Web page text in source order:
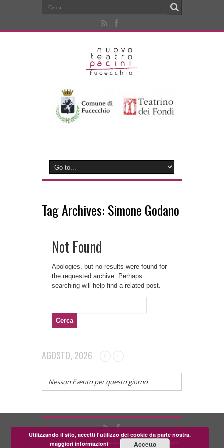
Tag Archives: Simone Godano
Not Found
Apologies, but no results were found for
the requested archive. Perhaps
searching will help find a related post.
AGOSTO, 2026
Nessun Evento per questo giorno
Teatrino dei Fondi APS - via Zara, 58 56024 Corazzano
Utilizzando il sito, accetti l'utilizzo dei cookie da parte nostra.
maggiori informazioni
Accetto